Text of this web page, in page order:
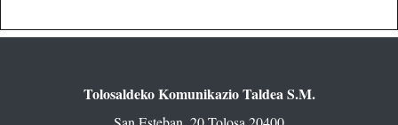
Tolosaldeko Komunikazio Taldea S.M.